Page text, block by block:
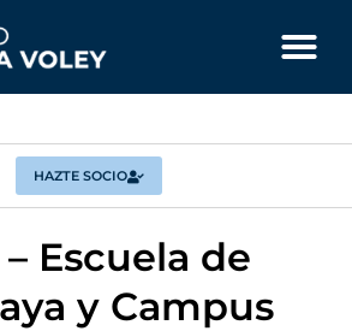
HAZTE SOCIO
Escuela de
y Campus